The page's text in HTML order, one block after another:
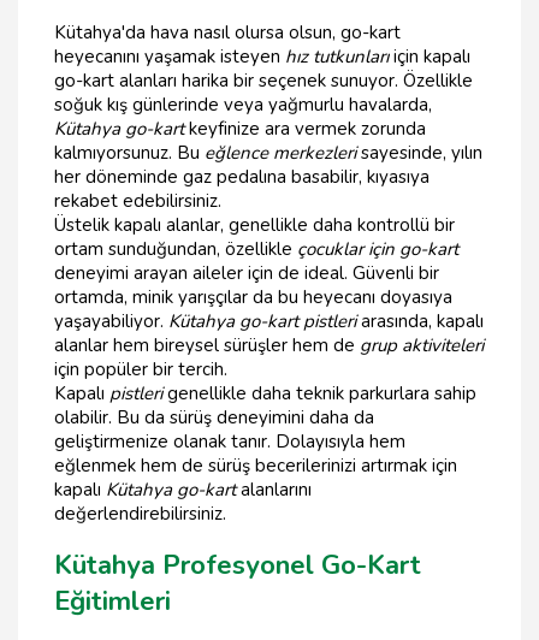
Kütahya'da hava nasıl olursa olsun, go-kart
heyecanını yaşamak isteyen hız tutkunlarıiçin kapalı
go-kart alanları harika bir seçenek sunuyor. Özellikle
soğuk kış günlerinde veya yağmurlu havalarda,
Kütahya go-kartkeyfinize ara vermek zorunda
kalmıyorsunuz. Bu eğlence merkezlerisayesinde, yılın
her döneminde gaz pedalına basabilir, kıyasıya
rekabet edebilirsiniz.
Üstelik kapalı alanlar, genellikle daha kontrollü bir
ortam sunduğundan, özellikle çocuklar için go-kart
deneyimi arayan aileler için de ideal. Güvenli bir
ortamda, minik yarışçılar da bu heyecanı doyasıya
yaşayabiliyor. Kütahya go-kart pistleriarasında, kapalı
alanlar hem bireysel sürüşler hem de grup aktiviteleri
için popüler bir tercih.
Kapalı pistlerigenellikle daha teknik parkurlara sahip
olabilir. Bu da sürüş deneyimini daha da
geliştirmenize olanak tanır. Dolayısıyla hem
eğlenmek hem de sürüş becerilerinizi artırmak için
kapalı Kütahya go-kartalanlarını
değerlendirebilirsiniz.
Kütahya Profesyonel Go-Kart
Eğitimleri